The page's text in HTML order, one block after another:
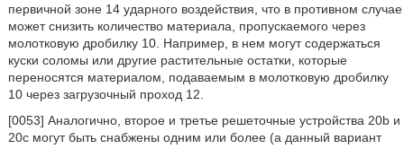
первичной зоне 14 ударного воздействия, что в противном случае
может снизить количество материала, пропускаемого через
молотковую дробилку 10. Например, в нем могут содержаться
куски соломы или другие растительные остатки, которые
переносятся материалом, подаваемым в молотковую дробилку
10 через загрузочный проход 12.
[0053] Аналогично, второе и третье решеточные устройства 20b и
20c могут быть снабжены одним или более (а данный вариант